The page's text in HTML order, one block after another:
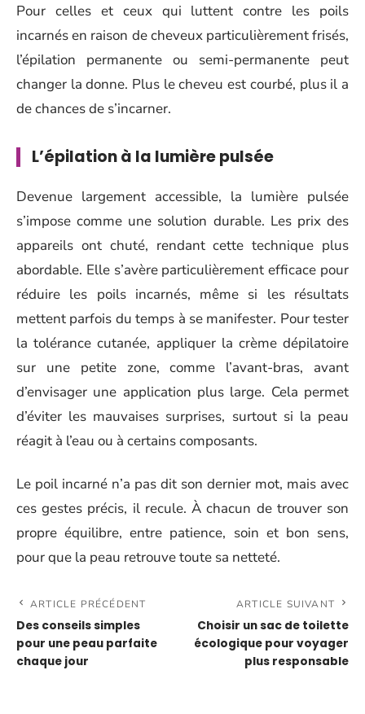
Pour celles et ceux qui luttent contre les poils
incarnés en raison de cheveux particulièrement frisés,
l’épilation permanente ou semi-permanente peut
changer la donne. Plus le cheveu est courbé, plus il a
de chances de s’incarner.
L’épilation à la lumière pulsée
Devenue largement accessible, la lumière pulsée
s’impose comme une solution durable. Les prix des
appareils ont chuté, rendant cette technique plus
abordable. Elle s’avère particulièrement efficace pour
réduire les poils incarnés, même si les résultats
mettent parfois du temps à se manifester. Pour tester
la tolérance cutanée, appliquer la crème dépilatoire
sur une petite zone, comme l’avant-bras, avant
d’envisager une application plus large. Cela permet
d’éviter les mauvaises surprises, surtout si la peau
réagit à l’eau ou à certains composants.
Le poil incarné n’a pas dit son dernier mot, mais avec
ces gestes précis, il recule. À chacun de trouver son
propre équilibre, entre patience, soin et bon sens,
pour que la peau retrouve toute sa netteté.
ARTICLE PRÉCÉDENT
Des conseils simples
pour une peau parfaite
chaque jour
ARTICLE SUIVANT
Choisir un sac de toilette
écologique pour voyager
plus responsable